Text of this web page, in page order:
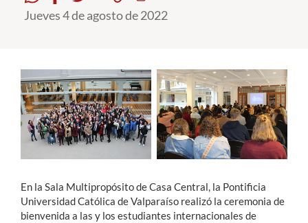
English
Jueves 4 de agosto de 2022
En la Sala Multipropósito de Casa Central, la Pontificia
Universidad Católica de Valparaíso realizó la ceremonia de
bienvenida a las y los estudiantes internacionales de